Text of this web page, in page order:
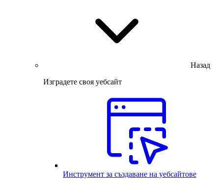
Назад
Изградете своя уебсайт
Инструмент за създаване на уебсайтове